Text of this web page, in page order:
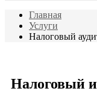
Главная
Услуги
Налоговый
Налоговый и